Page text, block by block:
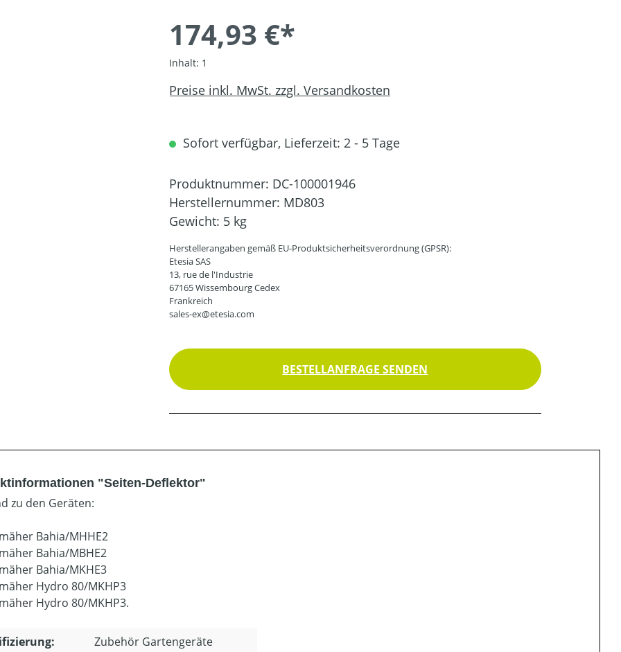
174,93 €*
Inhalt: 1
Preise inkl. MwSt. zzgl. Versandkosten
Sofort verfügbar, Lieferzeit: 2 - 5 Tage
Produktnummer: DC-100001946
Herstellernummer: MD803
Gewicht: 5 kg
Herstellerangaben gemäß EU-Produktsicherheitsverordnung (GPSR):
Etesia SAS
13, rue de l'Industrie
67165 Wissembourg Cedex
Frankreich
sales-ex@etesia.com
BESTELLANFRAGE SENDEN
"Seiten-Deflektor"
zu den Geräten:
Bahia/MHHE2
Bahia/MBHE2
Bahia/MKHE3
Hydro 80/MKHP3
Hydro 80/MKHP3.
Zubehör Gartengeräte